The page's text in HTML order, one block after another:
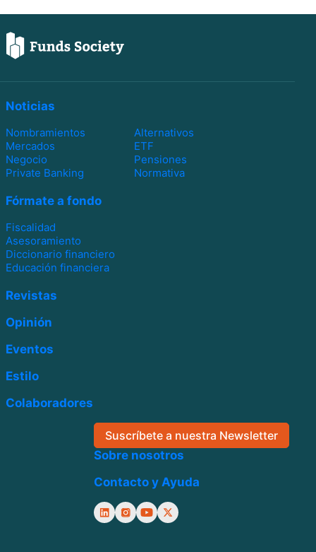
Noticias
Nombramientos
Alternativos
Mercados
ETF
Negocio
Pensiones
Private Banking
Normativa
Fórmate a fondo
Fiscalidad
Asesoramiento
Diccionario financiero
Educación financiera
Revistas
Opinión
Eventos
Estilo
Colaboradores
Suscríbete a nuestra Newsletter
Sobre nosotros
Contacto y Ayuda